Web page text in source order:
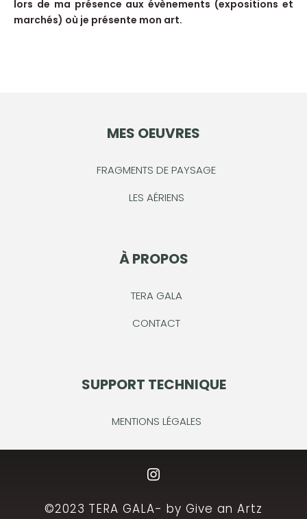
lors de ma présence aux évènements (expositions et
marchés) où je présente mon art.
MES OEUVRES
FRAGMENTS DE PAYSAGE
LES AÉRIENS
À PROPOS
TERA GALA
CONTACT
SUPPORT TECHNIQUE
MENTIONS LÉGALES
©2023 TERA GALA- by Give an Artz